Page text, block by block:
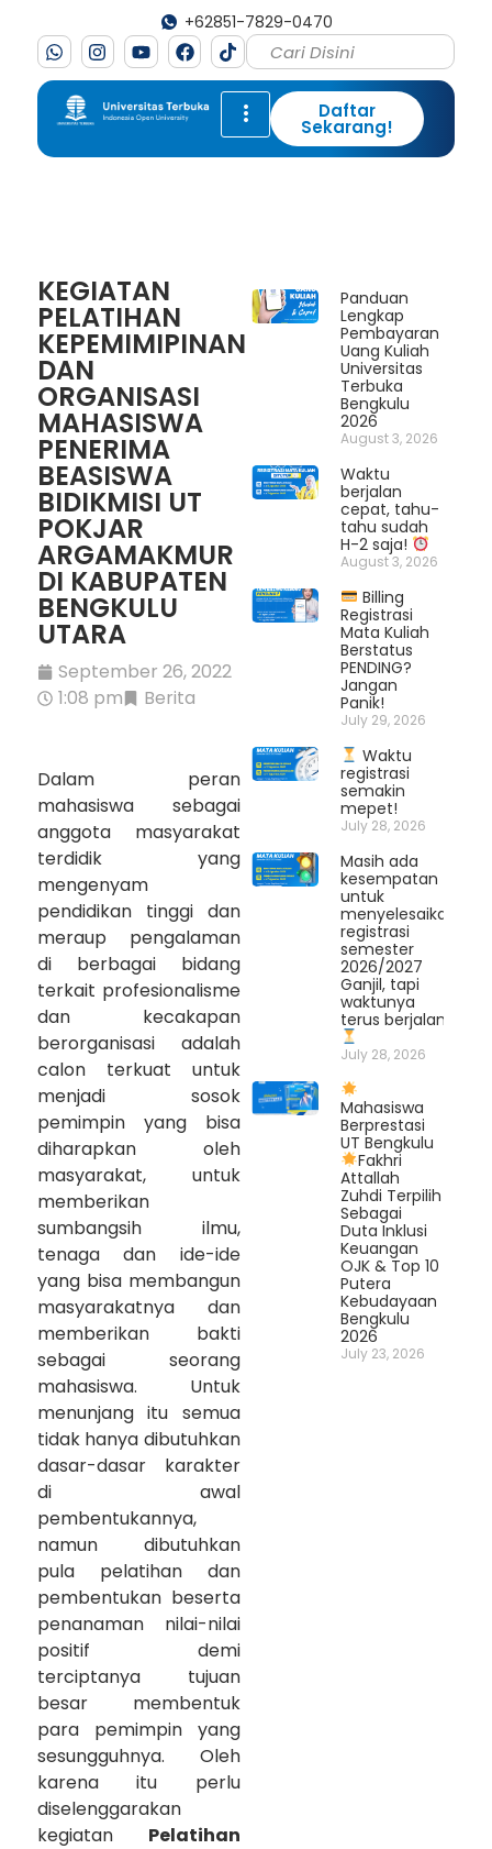
+62851-7829-0470
Daftar
Sekarang!
KEGIATAN
PELATIHAN
KEPEMIMIPINAN
DAN
ORGANISASI
MAHASISWA
PENERIMA
BEASISWA
BIDIKMISI UT
POKJAR
ARGAMAKMUR
DI KABUPATEN
BENGKULU
UTARA
September 26, 2022
1:08 pm
Berita
Dalam peran
mahasiswa sebagai
anggota masyarakat
terdidik yang
mengenyam
pendidikan tinggi dan
meraup pengalaman
di berbagai bidang
terkait profesionalisme
dan kecakapan
berorganisasi adalah
calon terkuat untuk
menjadi sosok
pemimpin yang bisa
diharapkan oleh
masyarakat, untuk
memberikan
sumbangsih ilmu,
tenaga dan ide-ide
yang bisa membangun
masyarakatnya dan
memberikan bakti
sebagai seorang
mahasiswa. Untuk
menunjang itu semua
tidak hanya dibutuhkan
dasar-dasar karakter
di awal
pembentukannya,
namun dibutuhkan
pula pelatihan dan
pembentukan beserta
penanaman nilai-nilai
positif demi
terciptanya tujuan
besar membentuk
para pemimpin yang
sesungguhnya. Oleh
karena itu perlu
diselenggarakan
kegiatan Pelatihan
Panduan
Lengkap
Pembayaran
Uang Kuliah
Universitas
Terbuka
Bengkulu
2026
August 3, 2026
Waktu
berjalan
cepat, tahu-
tahu sudah
H-2 saja!
August 3, 2026
Billing
Registrasi
Mata Kuliah
Berstatus
PENDING?
Jangan
Panik!
July 29, 2026
Waktu
registrasi
semakin
mepet!
July 28, 2026
Masih ada
kesempatan
untuk
menyelesaikan
registrasi
semester
2026/2027
Ganjil, tapi
waktunya
terus berjalan.
July 28, 2026
Mahasiswa
Berprestasi
UT Bengkulu
Fakhri
Attallah
Zuhdi Terpilih
Sebagai
Duta Inklusi
Keuangan
OJK & Top 10
Putera
Kebudayaan
Bengkulu
2026
July 23, 2026